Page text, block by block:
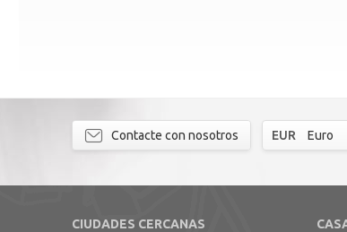
Contacte con nosotros EUR Euro
CIUDADES CERCANAS